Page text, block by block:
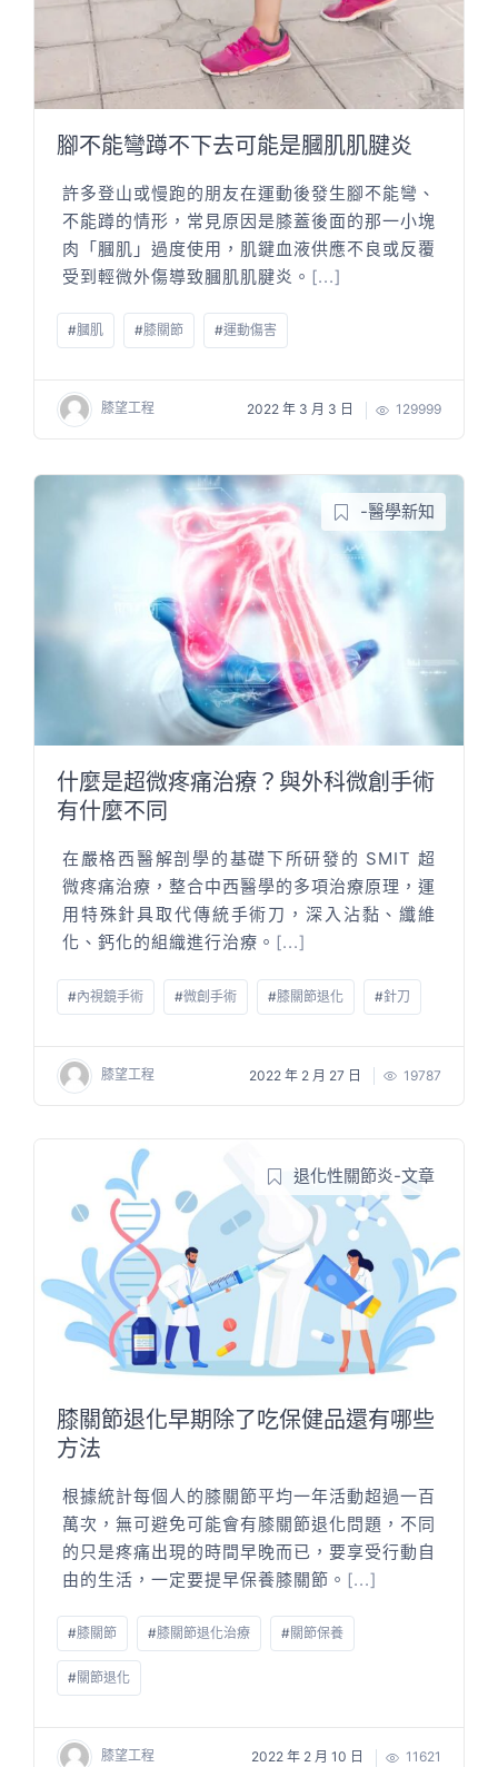
腳不能彎蹲不下去可能是膕肌肌腱炎
許多登山或慢跑的朋友在運動後發生腳不能彎、
不能蹲的情形，常見原因是膝蓋後面的那一小塊
肉「膕肌」過度使用，肌鍵血液供應不良或反覆
受到輕微外傷導致膕肌肌腱炎。 [...]
#膕肌 #膝關節 #運動傷害
膝望工程 2022 年 3 月 3 日 129999
-醫學新知
什麼是超微疼痛治療？與外科微創手術
有什麼不同
在嚴格西醫解剖學的基礎下所研發的 SMIT 超
微疼痛治療，整合中西醫學的多項治療原理，運
用特殊針具取代傳統手術刀，深入沾黏、纖維
化、鈣化的組織進行治療。 [...]
#內視鏡手術 #微創手術 #膝關節退化 #針刀
膝望工程 2022 年 2 月 27 日 19787
退化性關節炎-文章
膝關節退化早期除了吃保健品還有哪些
方法
根據統計每個人的膝關節平均一年活動超過一百
萬次，無可避免可能會有膝關節退化問題，不同
的只是疼痛出現的時間早晚而已，要享受行動自
由的生活，一定要提早保養膝關節。 [...]
#膝關節 #膝關節退化治療 #關節保養
#關節退化
膝望工程 2022 年 2 月 10 日 11621